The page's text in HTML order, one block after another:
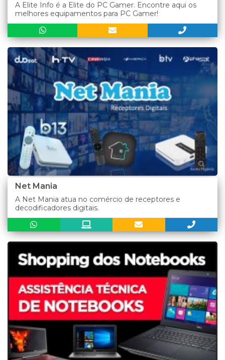
A Elite Info é a Elite do PC Gamer. Encontre aqui os
melhores equipamentos para PC Gamer!
Net Mania
A Net Mania atua no comércio de receptores e
decodificadores digitais.